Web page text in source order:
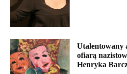
Utalentowany
ofiarą
Henryka